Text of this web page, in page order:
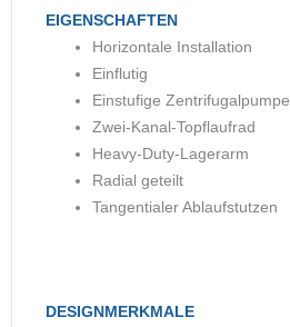
EIGENSCHAFTEN
Horizontale Installation
Einflutig
Einstufige Zentrifugalpumpe
Zwei-Kanal-Topflaufrad
Heavy-Duty-Lagerarm
Radial geteilt
Tangentialer Ablaufstutzen
DESIGNMERKMALE